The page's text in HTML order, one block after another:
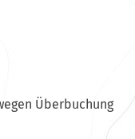
Überbuchung